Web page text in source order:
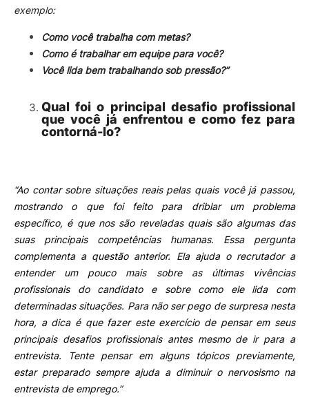
exemplo:
Como você trabalha com metas?
Como é trabalhar em equipe para você?
Você lida bem trabalhando sob pressão?”
Qual foi o principal desafio profissional
que você já enfrentou e como fez para
contorná-lo?
“Ao contar sobre situações reais pelas quais você já passou,
mostrando o que foi feito para driblar um problema
específico, é que nos são reveladas quais são algumas das
suas principais competências humanas. Essa pergunta
complementa a questão anterior. Ela ajuda o recrutador a
entender um pouco mais sobre as últimas vivências
profissionais do candidato e sobre como ele lida com
determinadas situações. Para não ser pego de surpresa nesta
hora, a dica é que fazer este exercício de pensar em seus
principais desafios profissionais antes mesmo de ir para a
entrevista. Tente pensar em alguns tópicos previamente,
estar preparado sempre ajuda a diminuir o nervosismo na
entrevista de emprego.”